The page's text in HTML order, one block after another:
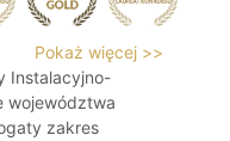
Pokaż więcej >>
Instalacyjno-
województwa
zakres